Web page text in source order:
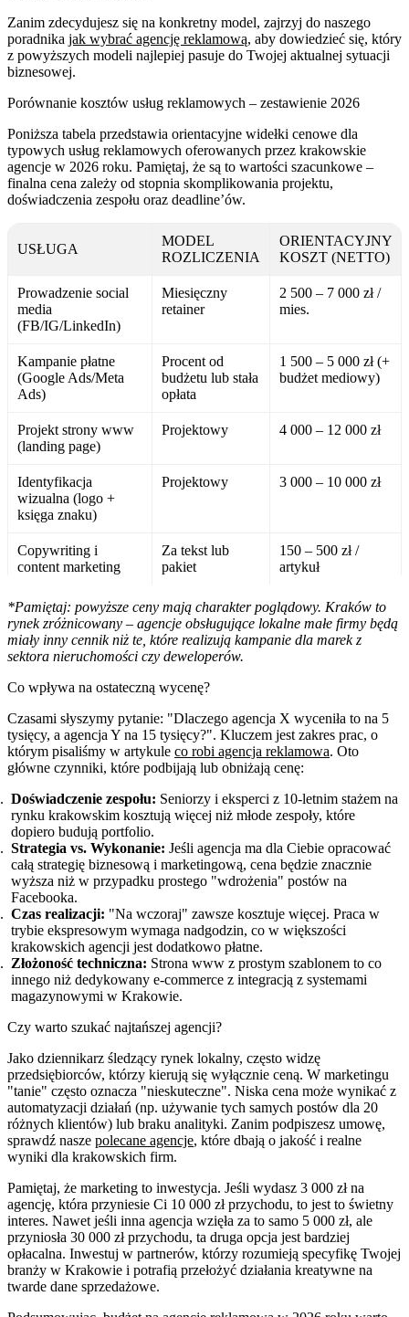
Zanim zdecydujesz się na konkretny model, zajrzyj do naszego
poradnika jak wybrać agencję reklamową, aby dowiedzieć się, który
z powyższych modeli najlepiej pasuje do Twojej aktualnej sytuacji
biznesowej.
Porównanie kosztów usług reklamowych – zestawienie 2026
Poniższa tabela przedstawia orientacyjne widełki cenowe dla
typowych usług reklamowych oferowanych przez krakowskie
agencje w 2026 roku. Pamiętaj, że są to wartości szacunkowe –
finalna cena zależy od stopnia skomplikowania projektu,
doświadczenia zespołu oraz deadline’ów.
USŁUGA
MODEL
ROZLICZENIA
ORIENTACYJNY
KOSZT (NETTO)
Prowadzenie social
media
(FB/IG/LinkedIn)
Miesięczny
retainer
2 500 – 7 000 zł /
mies.
Kampanie płatne
(Google Ads/Meta
Ads)
Procent od
budżetu lub stała
opłata
1 500 – 5 000 zł (+
budżet mediowy)
Projekt strony www
(landing page)
Projektowy 4 000 – 12 000 zł
Identyfikacja
wizualna (logo +
księga znaku)
Projektowy 3 000 – 10 000 zł
Copywriting i
content marketing
Za tekst lub
pakiet
150 – 500 zł /
artykuł
*Pamiętaj: powyższe ceny mają charakter poglądowy. Kraków to
rynek zróżnicowany – agencje obsługujące lokalne małe firmy będą
miały inny cennik niż te, które realizują kampanie dla marek z
sektora nieruchomości czy deweloperów.
Co wpływa na ostateczną wycenę?
Czasami słyszymy pytanie: "Dlaczego agencja X wyceniła to na 5
tysięcy, a agencja Y na 15 tysięcy?". Kluczem jest zakres prac, o
którym pisaliśmy w artykule co robi agencja reklamowa. Oto
główne czynniki, które podbijają lub obniżają cenę:
Doświadczenie zespołu: Seniorzy i eksperci z 10-letnim stażem na
rynku krakowskim kosztują więcej niż młode zespoły, które
dopiero budują portfolio.
Strategia vs. Wykonanie: Jeśli agencja ma dla Ciebie opracować
całą strategię biznesową i marketingową, cena będzie znacznie
wyższa niż w przypadku prostego "wdrożenia" postów na
Facebooka.
Czas realizacji: "Na wczoraj" zawsze kosztuje więcej. Praca w
trybie ekspresowym wymaga nadgodzin, co w większości
krakowskich agencji jest dodatkowo płatne.
Złożoność techniczna: Strona www z prostym szablonem to co
innego niż dedykowany e-commerce z integracją z systemami
magazynowymi w Krakowie.
Czy warto szukać najtańszej agencji?
Jako dziennikarz śledzący rynek lokalny, często widzę
przedsiębiorców, którzy kierują się wyłącznie ceną. W marketingu
"tanie" często oznacza "nieskuteczne". Niska cena może wynikać z
automatyzacji działań (np. używanie tych samych postów dla 20
różnych klientów) lub braku analityki. Zanim podpiszesz umowę,
sprawdź nasze polecane agencje, które dbają o jakość i realne
wyniki dla krakowskich firm.
Pamiętaj, że marketing to inwestycja. Jeśli wydasz 3 000 zł na
agencję, która przyniesie Ci 10 000 zł przychodu, to jest to świetny
interes. Nawet jeśli inna agencja wzięła za to samo 5 000 zł, ale
przyniosła 30 000 zł przychodu, ta druga opcja jest bardziej
opłacalna. Inwestuj w partnerów, którzy rozumieją specyfikę Twojej
branży w Krakowie i potrafią przełożyć działania kreatywne na
twarde dane sprzedażowe.